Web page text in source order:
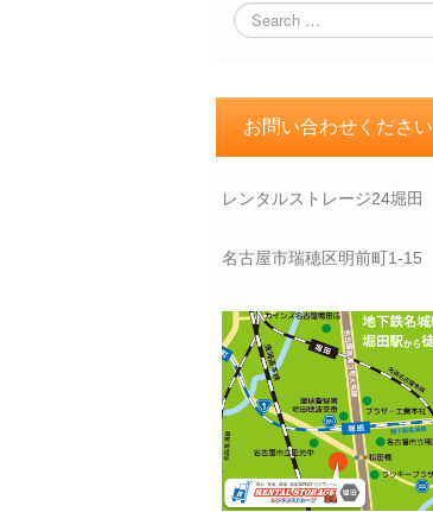
お問い合わせください
レンタルストレージ24堀田
名古屋市瑞穂区明前町1-15